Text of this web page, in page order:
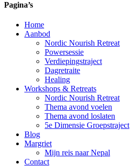
Pagina’s
Home
Aanbod
Nordic Nourish Retreat
Powersessie
Verdiepingstraject
Dagretraite
Healing
Workshops & Retreats
Nordic Nourish Retreat
Thema avond voelen
Thema avond loslaten
5e Dimensie Groepstraject
Blog
Margriet
Mijn reis naar Nepal
Contact